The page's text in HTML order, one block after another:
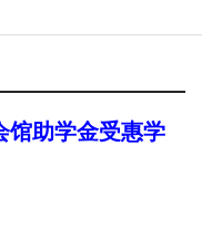
馆助学金受惠学